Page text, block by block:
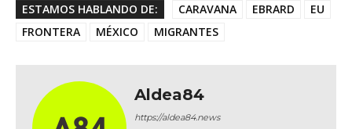
ESTAMOS HABLANDO DE: CARAVANA EBRARD
EU
FRONTERA
MÉXICO MIGRANTES
Aldea84
https://aldea84.news